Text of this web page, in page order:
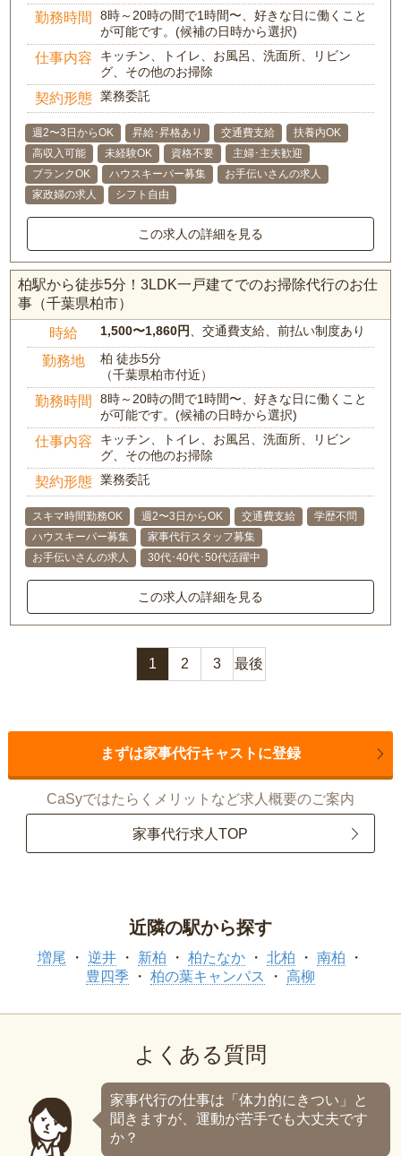
勤務時間
8時～20時の間で1時間〜、好きな日に働くこと
が可能です。(候補の日時から選択)
仕事内容
キッチン、トイレ、お風呂、洗面所、リビン
グ、その他のお掃除
契約形態 業務委託
週2〜3日からOK 昇給･昇格あり 交通費支給
扶養内OK
高収入可能
未経験OK 資格不要
主婦･主夫歓迎
ブランクOK
ハウスキーパー募集
お手伝いさんの求人
家政婦の求人
シフト自由
この求人の詳細を見る
柏駅から徒歩5分！3LDK一戸建てでのお掃除代行のお仕
事（千葉県柏市）
時給 1,500〜1,860円、交通費支給、前払い制度あり
勤務地
柏 徒歩5分
（千葉県柏市付近）
勤務時間
8時～20時の間で1時間〜、好きな日に働くこと
が可能です。(候補の日時から選択)
仕事内容
キッチン、トイレ、お風呂、洗面所、リビン
グ、その他のお掃除
契約形態 業務委託
スキマ時間勤務OK 週2〜3日からOK 交通費支給
学歴不問
ハウスキーパー募集
家事代行スタッフ募集
お手伝いさんの求人
30代･40代･50代活躍中
この求人の詳細を見る
1 2 3 最後
まずは家事代行キャストに登録
CaSyではたらくメリットなど求人概要のご案内
家事代行求人TOP
近隣の駅から探す
増尾 逆井 新柏 柏たなか 北柏
南柏
豊四季
柏の葉キャンパス 高柳
よくある質問
家事代行の仕事は「体力的にきつい」と
聞きますが、運動が苦手でも大丈夫です
か？